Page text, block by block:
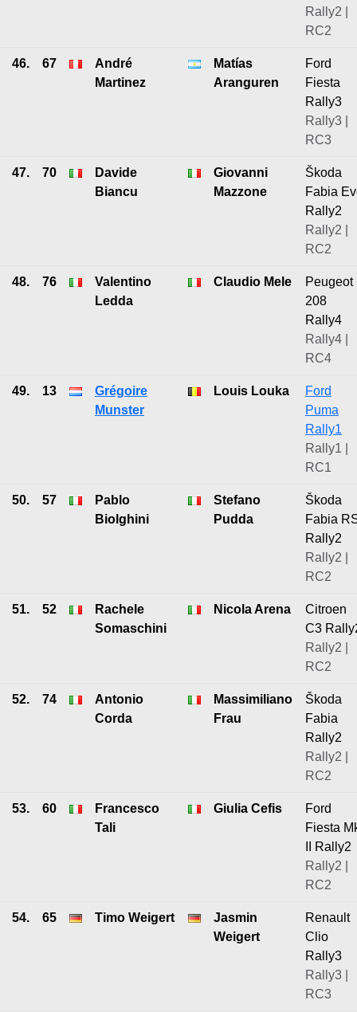
Rally2 |
RC2
46. 67
André
Martinez
Matías
Aranguren
Ford
Fiesta
Rally3
Rally3 |
RC3
47. 70
Davide
Biancu
Giovanni
Mazzone
Škoda
Fabia
Rally2
Rally2 |
RC2
48. 76
Valentino
Ledda
Claudio Mele
Peugeot
208
Rally4
Rally4 |
RC4
49. 13
Grégoire
Munster
Louis Louka
Ford
Puma
Rally1
Rally1 |
RC1
50. 57
Pablo
Biolghini
Stefano
Pudda
Škoda
Fabia
Rally2
Rally2 |
RC2
51. 52
Rachele
Somaschini
Nicola Arena
Citroen
C3
Rally2 |
RC2
52. 74
Antonio
Corda
Massimiliano
Frau
Škoda
Fabia
Rally2
Rally2 |
RC2
53. 60
Francesco
Tali
Giulia Cefis
Ford
Fiesta
II Rally2
Rally2 |
RC2
54. 65 Timo Weigert
Jasmin
Weigert
Renault
Clio
Rally3
Rally3 |
RC3